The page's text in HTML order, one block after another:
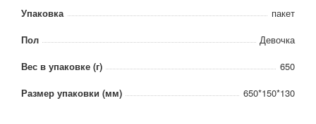
Упаковка
пакет
Пол
Девочка
Вес в упаковке (г)
650
Размер упаковки (мм)
650*150*130